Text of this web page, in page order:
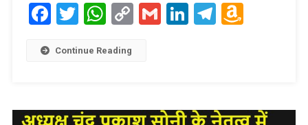
Facebook
Twitter
WhatsApp
CopyGmailLinkedIn
Telegram
Continue Reading